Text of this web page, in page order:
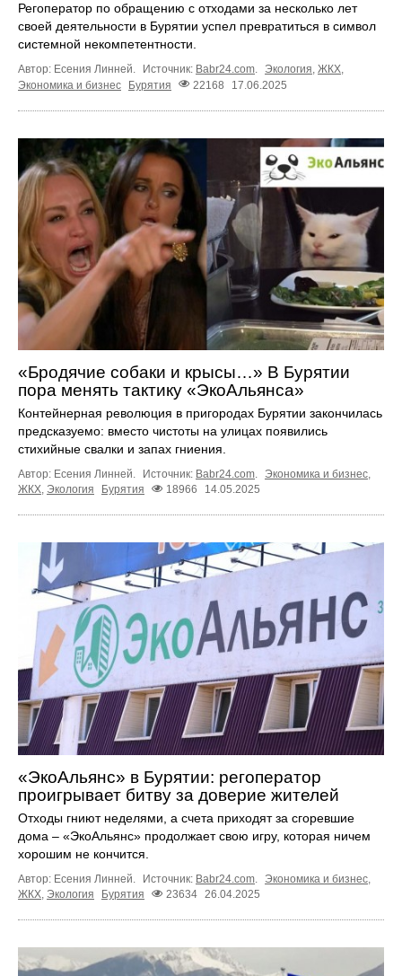
Регоператор по обращению с отходами за несколько лет
своей деятельности в Бурятии успел превратиться в символ
системной некомпетентности.
Автор: Есения Линней. Источник: Babr24.com. Экология, ЖКХ,
Экономика и бизнес
Бурятия 22168 17.06.2025
«Бродячие собаки и крысы…» В Бурятии
пора менять тактику «ЭкоАльянса»
Контейнерная революция в пригородах Бурятии закончилась
предсказуемо: вместо чистоты на улицах появились
стихийные свалки и запах гниения.
Автор: Есения Линней. Источник: Babr24.com. Экономика и бизнес,
ЖКХ, Экология Бурятия 18966 14.05.2025
«ЭкоАльянс» в Бурятии: регоператор
проигрывает битву за доверие жителей
Отходы гниют неделями, а счета приходят за сгоревшие
дома – «ЭкоАльянс» продолжает свою игру, которая ничем
хорошим не кончится.
Автор: Есения Линней. Источник: Babr24.com. Экономика и бизнес,
ЖКХ, Экология Бурятия 23634 26.04.2025